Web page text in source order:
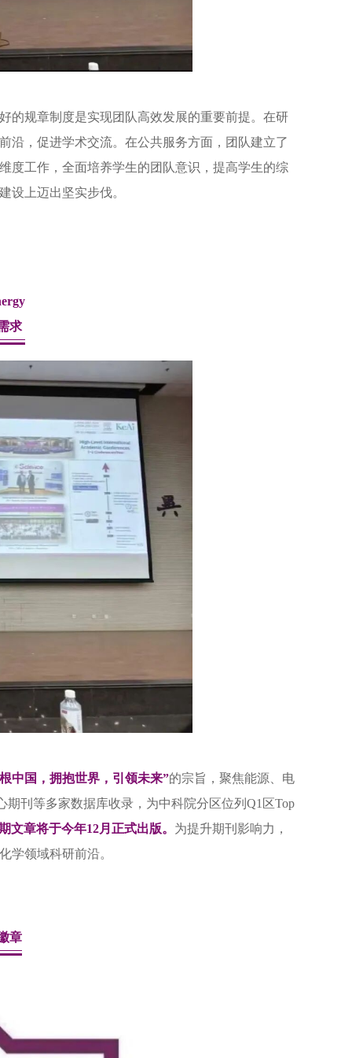
的规章制度是实现团队高效发展的重要前提。在研
沿，促进学术交流。在公共服务方面，团队建立了
度工作，全面培养学生的团队意识，提高学生的综
设上迈出坚实步伐。
求
中国，拥抱世界，引领未来”的宗旨，聚焦能源、电
期刊等多家数据库收录，为中科院分区位列Q1区Top
文章将于今年12月正式出版。 为提升期刊影响力，
学领域科研前沿。
章